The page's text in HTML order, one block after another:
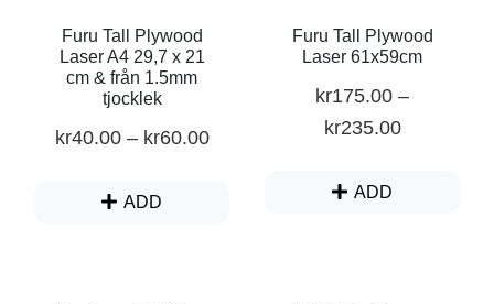
Furu Tall Plywood
Laser A4 29,7 x 21
cm & från 1.5mm
tjocklek
kr40.00– kr60.00
ADD
Furu Tall Plywood
Laser 61x59cm
kr175.00 –
kr235.00
ADD